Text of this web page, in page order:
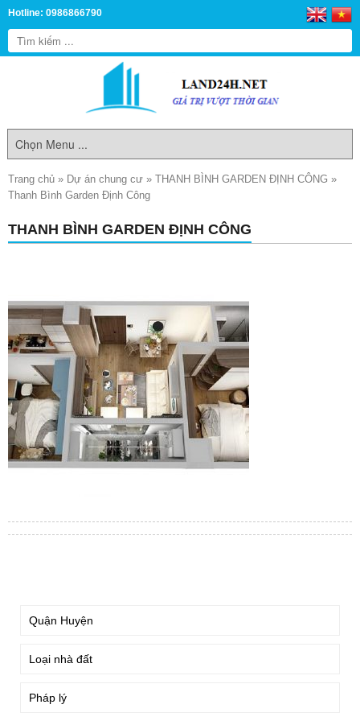
Hotline: 0986866790
Trang chủ » Dự án chung cư » THANH BÌNH GARDEN ĐỊNH CÔNG »
Thanh Bình Garden Định Công
THANH BÌNH GARDEN ĐỊNH CÔNG